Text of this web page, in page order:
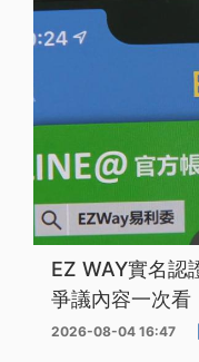
EZ WAY實名認
爭議內容一次看
2026-08-04 16:47